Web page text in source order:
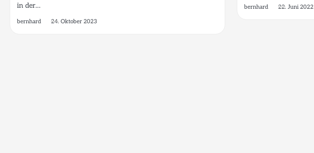
in der…
bernhard 24. Oktober 2023
bernhard 22. Juni 2022